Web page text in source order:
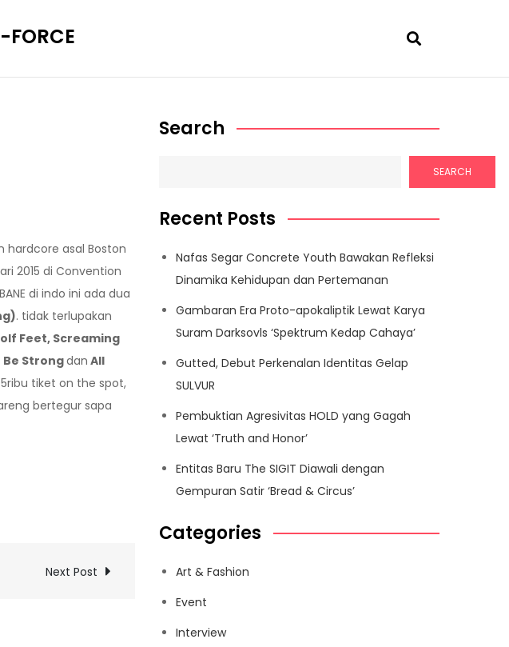
FORCE
hardcore asal Boston
2015 di Convention
di indo ini ada dua
. tidak terlupakan
Feet, Screaming
Strongdan All
tiket on the spot,
bertegur sapa
Next Post
Search
SEARCH
Recent Posts
Nafas Segar Concrete Youth Bawakan Refleksi
Dinamika Kehidupan dan Pertemanan
Gambaran Era Proto-apokaliptik Lewat Karya
Suram Darksovls ‘Spektrum Kedap Cahaya’
Gutted, Debut Perkenalan Identitas Gelap
SULVUR
Pembuktian Agresivitas HOLD yang Gagah
Lewat ‘Truth and Honor’
Entitas Baru The SIGIT Diawali dengan
Gempuran Satir ‘Bread & Circus’
Categories
Art & Fashion
Event
Interview